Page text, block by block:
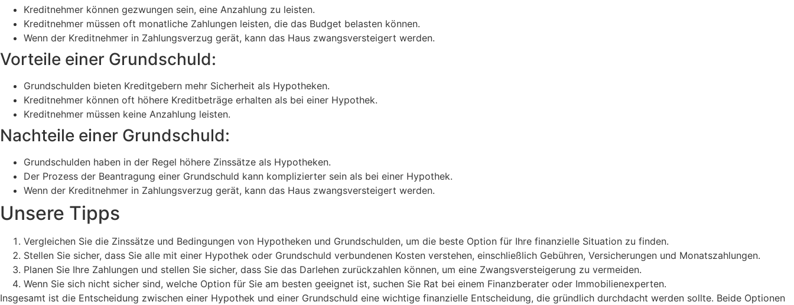
Kreditnehmer können gezwungen sein, eine Anzahlung zu leisten.
Kreditnehmer müssen oft monatliche Zahlungen leisten, die das Budget belasten können.
Wenn der Kreditnehmer in Zahlungsverzug gerät, kann das Haus zwangsversteigert werden.
Vorteile einer Grundschuld:
Grundschulden bieten Kreditgebern mehr Sicherheit als Hypotheken.
Kreditnehmer können oft höhere Kreditbeträge erhalten als bei einer Hypothek.
Kreditnehmer müssen keine Anzahlung leisten.
Nachteile einer Grundschuld:
Grundschulden haben in der Regel höhere Zinssätze als Hypotheken.
Der Prozess der Beantragung einer Grundschuld kann komplizierter sein als bei einer Hypothek.
Wenn der Kreditnehmer in Zahlungsverzug gerät, kann das Haus zwangsversteigert werden.
Unsere Tipps
Vergleichen Sie die Zinssätze und Bedingungen von Hypotheken und Grundschulden, um die beste Option für Ihre finanzielle Situation zu finden.
Stellen Sie sicher, dass Sie alle mit einer Hypothek oder Grundschuld verbundenen Kosten verstehen, einschließlich Gebühren, Versicherungen und Monatszahlungen.
Planen Sie Ihre Zahlungen und stellen Sie sicher, dass Sie das Darlehen zurückzahlen können, um eine Zwangsversteigerung zu vermeiden.
Wenn Sie sich nicht sicher sind, welche Option für Sie am besten geeignet ist, suchen Sie Rat bei einem Finanzberater oder Immobilienexperten.
Insgesamt ist die Entscheidung zwischen einer Hypothek und einer Grundschuld eine wichtige finanzielle Entscheidung, die gründlich durchdacht werden sollte. Beide Optionen